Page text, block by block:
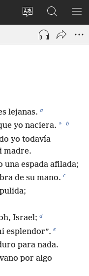
Cambiar
idioma
del sitio
Iniciar
sesión
en
jw.org
lejanas. a
yo naciera. * b
yo todavía
madre.
una espada afilada;
de su mano. c
Israel; d
esplendor”. e
para nada.
por algo